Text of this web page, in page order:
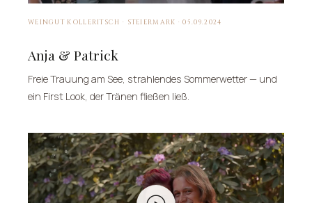
WEINGUT KOLLERITSCH · STEIERMARK · 05.09.2024
Anja & Patrick
Freie Trauung am See, strahlendes Sommerwetter — und
ein First Look, der Tränen fließen ließ.